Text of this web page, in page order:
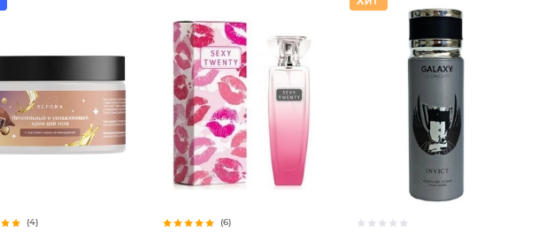
(4) (6)